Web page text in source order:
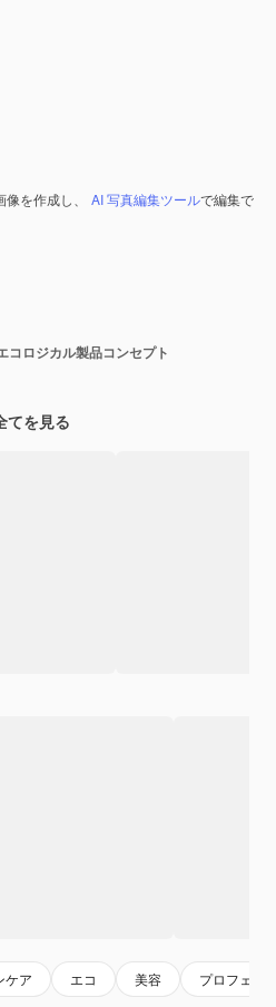
を作成し、 AI 写真編集ツールで編集で
コロジカル製品コンセプト
てを見る
ケア エコ 美容 プロフェッ